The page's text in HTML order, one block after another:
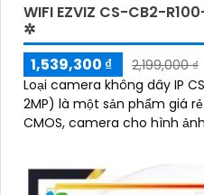
WIFI EZVIZ CS-CB2-
✲
1,539,300 ₫
2,199,000 ₫
Loại camera không dây IP
2MP) là một sản phẩm giá rẻ và hiệu
CMOS, camera cho hình